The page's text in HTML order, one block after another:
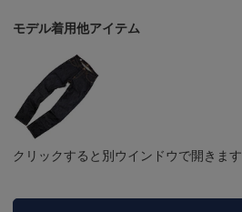
モデル着用他アイテム
クリックすると別ウインドウで開きます